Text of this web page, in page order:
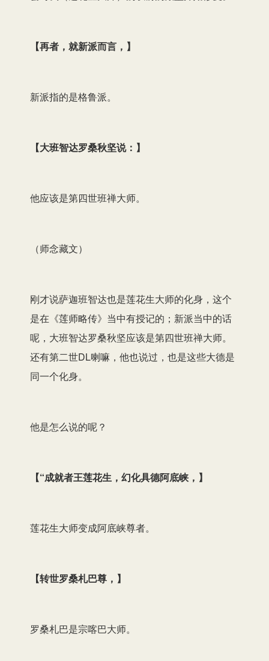
【再者，就新派而言， 】
新派指的是格鲁派。
【大班智达罗桑秋坚说： 】
他应该是第四世班禅大师。
（师念藏文）
刚才说萨迦班智达也是莲花生大师的化身，这个
是在《莲师略传》当中有授记的；新派当中的话
呢，大班智达罗桑秋坚应该是第四世班禅大师。
还有第二世DL喇嘛，他也说过，也是这些大德是
同一个化身。
他是怎么说的呢？
【“成就者王莲花生，幻化具德阿底峡， 】
莲花生大师变成阿底峡尊者。
【转世罗桑札巴尊， 】
罗桑札巴是宗喀巴大师。